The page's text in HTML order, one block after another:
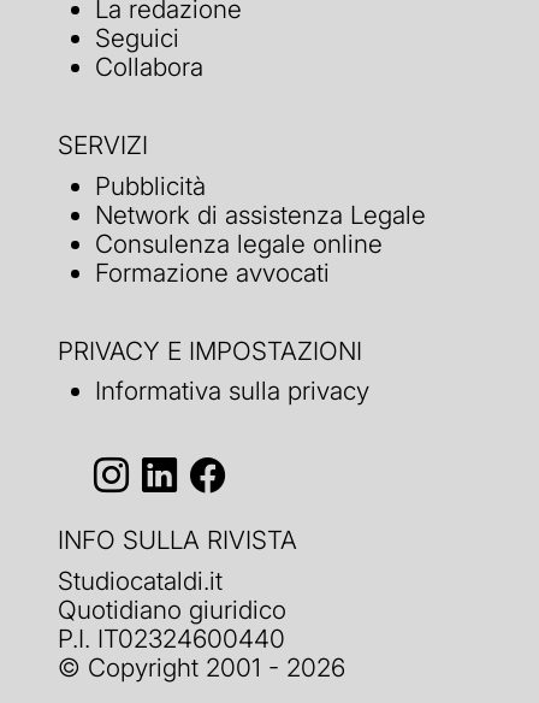
La redazione
Seguici
Collabora
SERVIZI
Pubblicità
Network di assistenza Legale
Consulenza legale online
Formazione avvocati
PRIVACY E IMPOSTAZIONI
Informativa sulla privacy
INFO SULLA RIVISTA
Studiocataldi.it
Quotidiano giuridico
P.I. IT02324600440
© Copyright 2001 - 2026